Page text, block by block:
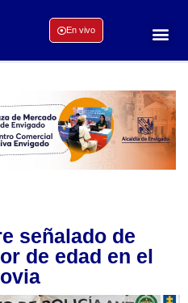
En vivo
señalado de
de edad en el